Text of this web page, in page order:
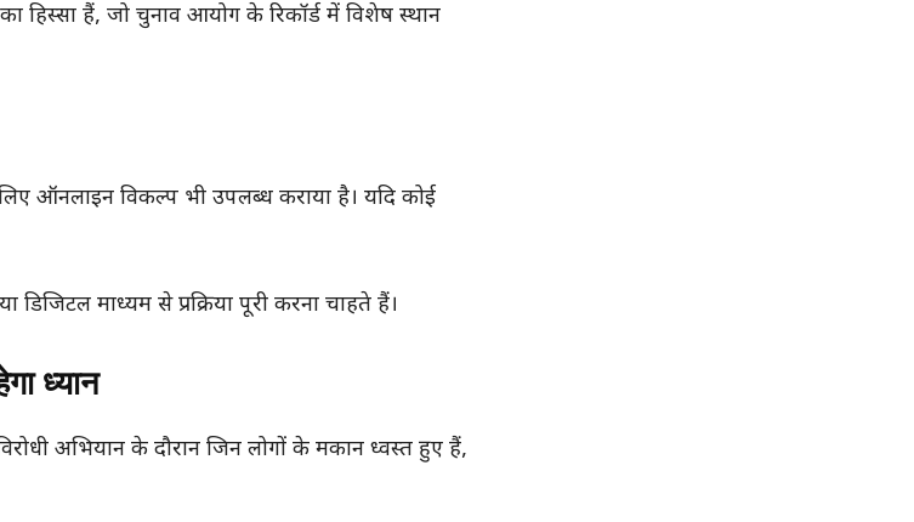
हिस्सा हैं, जो चुनाव आयोग के रिकॉर्ड में विशेष स्थान
ऑनलाइन विकल्प भी उपलब्ध कराया है। यदि कोई
माध्यम से प्रक्रिया पूरी करना चाहते हैं।
ध्यान
अभियान के दौरान जिन लोगों के मकान ध्वस्त हुए हैं,